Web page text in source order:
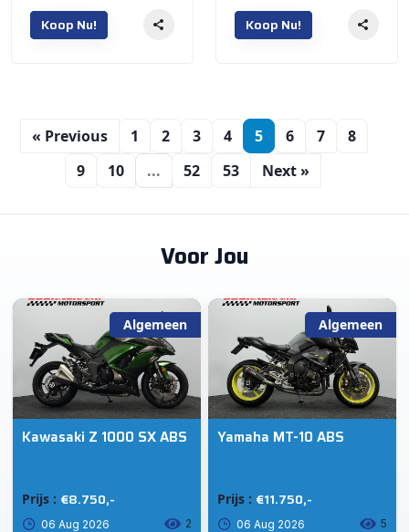
Koop Nu! Koop Nu!
« Previous 1 2 3 4 5 6 7
8
9
10 ... 52 53 Next »
Voor Jou
Algemeen
Kawasaki Z 1000 SX ABS
Prijs : €8.750,-
06 Aug 2026 2
Algemeen
Yamaha MT-10 ABS
Prijs : €11.750,-
06 Aug 2026 5